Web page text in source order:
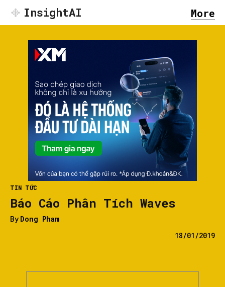
InsightAI More
TIN TỨC
Báo Cáo Phân Tích Waves
By Dong Pham
18/01/2019